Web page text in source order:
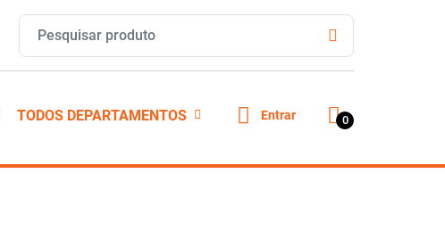
TODOS DEPARTAMENTOS Entrar 0